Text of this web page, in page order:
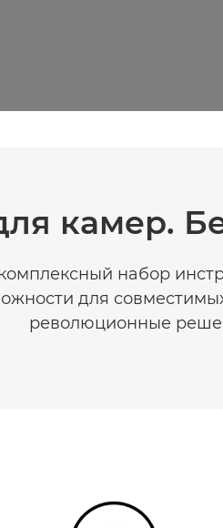
камер.
набор
для
революционные